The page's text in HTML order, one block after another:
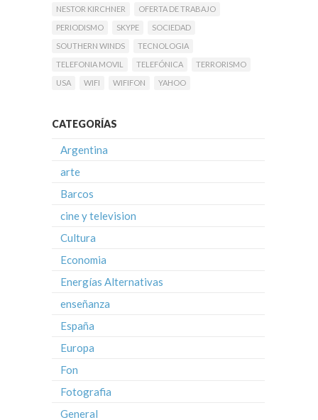
NESTOR KIRCHNER
OFERTA DE TRABAJO
PERIODISMO
SKYPE
SOCIEDAD
SOUTHERN WINDS
TECNOLOGIA
TELEFONIA MOVIL
TELEFÓNICA
TERRORISMO
USA
WIFI WIFIFON YAHOO
CATEGORÍAS
Argentina
arte
Barcos
cine y television
Cultura
Economia
Energías Alternativas
enseñanza
España
Europa
Fon
Fotografia
General